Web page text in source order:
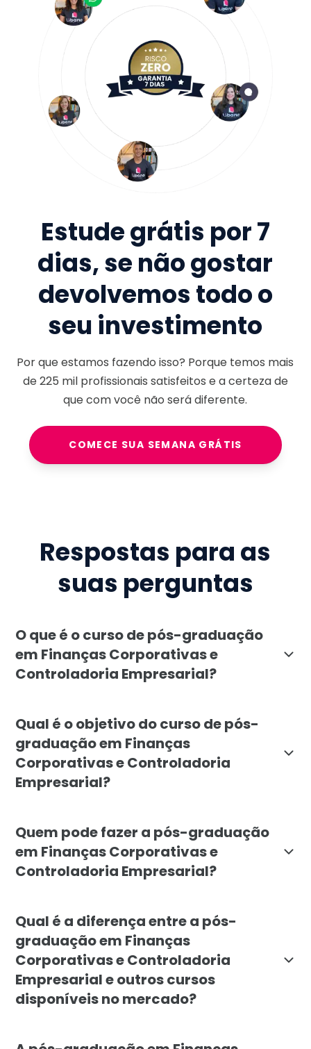
Estude grátis por 7
dias, se não gostar
devolvemos todo o
seu investimento
Por que estamos fazendo isso? Porque temos mais
de225 milprofissionais satisfeitos e a certeza de
que com você não será diferente.
COMECE SUA SEMANA GRÁTIS
Respostas para as
suas perguntas
O que é o curso de pós-graduação
em Finanças Corporativas e
Controladoria Empresarial?
Qual é o objetivo do curso de pós-
graduação em Finanças
Corporativas e Controladoria
Empresarial?
Quem pode fazer a pós-graduação
em Finanças Corporativas e
Controladoria Empresarial?
Qual é a diferença entre a pós-
graduação em Finanças
Corporativas e Controladoria
Empresarial e outros cursos
disponíveis no mercado?